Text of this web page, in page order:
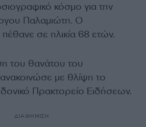
κόσμο για την
Παλαμιώτη. Ο
πέθανε σε ηλικία 68 ετών.
του θανάτου του
με θλίψη το
Πρακτορείο Ειδήσεων.
ΔΙΑΦΗΜΙΣΗ